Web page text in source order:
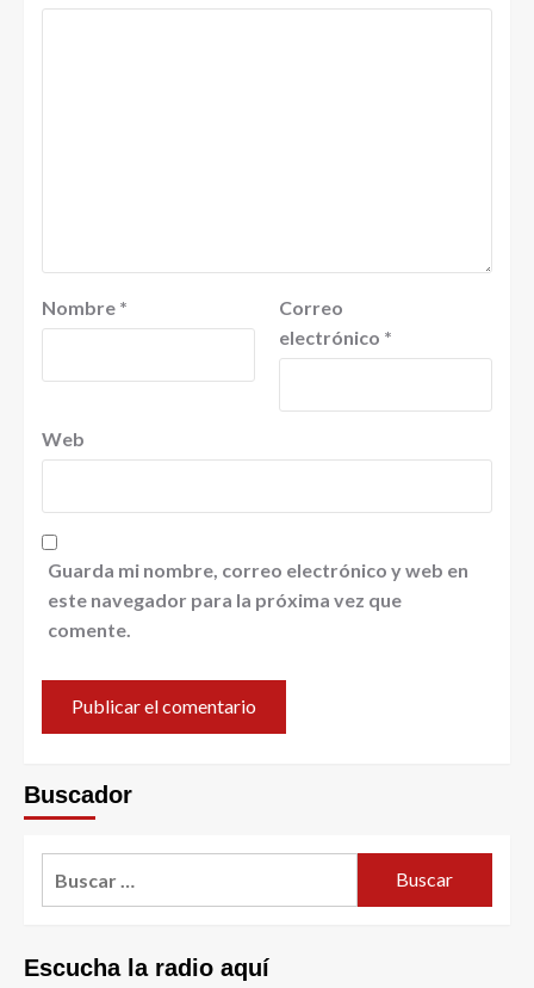
Nombre *
Correo
electrónico *
Web
Guarda mi nombre, correo electrónico y web en
este navegador para la próxima vez que
comente.
Buscador
Escucha la radio aquí